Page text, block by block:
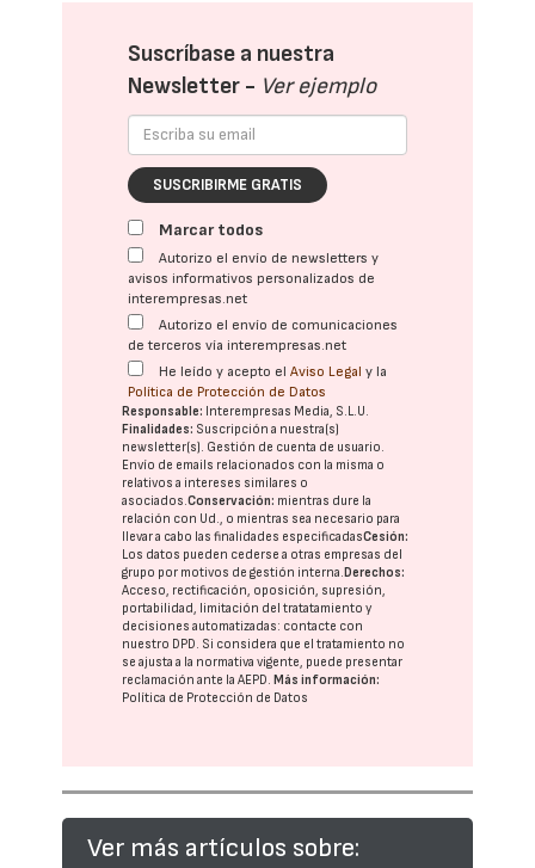
Suscríbase a nuestra
Newsletter - Ver ejemplo
SUSCRIBIRME GRATIS
Marcar todos
Autorizo el envío de newsletters y
avisos informativos personalizados de
interempresas.net
Autorizo el envío de comunicaciones
de terceros vía interempresas.net
He leído y acepto elAviso Legal y la
Política de Protección de Datos
Responsable: Interempresas Media, S.L.U.
Finalidades: Suscripción a nuestra(s)
newsletter(s). Gestión de cuenta de usuario.
Envío de emails relacionados con la misma o
relativos a intereses similares o
asociados.Conservación: mientras dure la
relación con Ud., o mientras sea necesario para
llevar a cabo las finalidades especificadasCesión:
Los datos pueden cederse a otras empresas del
grupo por motivos de gestión interna.Derechos:
Acceso, rectificación, oposición, supresión,
portabilidad, limitación del tratatamiento y
decisiones automatizadas: contacte con
nuestro DPD. Si considera que el tratamiento no
se ajusta a la normativa vigente, puede presentar
reclamación ante laAEPD.Más información:
Política de Protección de Datos
Ver más artículos sobre: